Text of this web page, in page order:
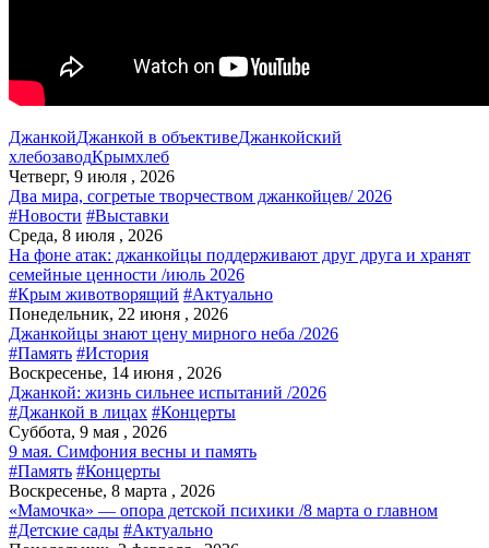
ДжанкойДжанкой в объективеДжанкойский
хлебозаводКрымхлеб
Четверг, 9 июля , 2026
Два мира, согретые творчеством джанкойцев/ 2026
#Новости #Выставки
Среда, 8 июля , 2026
На фоне атак: джанкойцы поддерживают друг друга и хранят
семейные ценности /июль 2026
#Крым животворящий #Актуально
Понедельник, 22 июня , 2026
Джанкойцы знают цену мирного неба /2026
#Память #История
Воскресенье, 14 июня , 2026
Джанкой: жизнь сильнее испытаний /2026
#Джанкой в лицах #Концерты
Суббота, 9 мая , 2026
9 мая. Симфония весны и память
#Память #Концерты
Воскресенье, 8 марта , 2026
«Мамочка» — опора детской психики /8 марта о главном
#Детские сады #Актуально